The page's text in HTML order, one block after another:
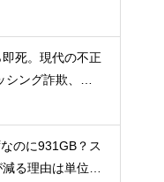
のリアル
死。現代の不正
シング詐欺、怖
のに931GB？ス
減る理由は単位の